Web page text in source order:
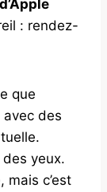
: rendez-
que
des
yeux.
mais c’est